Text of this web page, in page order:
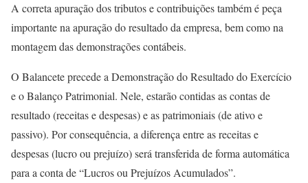
A correta apuração dos tributos e contribuições também é peça
importante na apuração do resultado da empresa, bem como na
montagem das demonstrações contábeis.
O Balancete precede a Demonstração do Resultado do Exercício
e o Balanço Patrimonial. Nele, estarão contidas as contas de
resultado (receitas e despesas) e as patrimoniais (de ativo e
passivo). Por consequência, a diferença entre as receitas e
despesas (lucro ou prejuízo) será transferida de forma automática
para a conta de “Lucros ou Prejuízos Acumulados”.